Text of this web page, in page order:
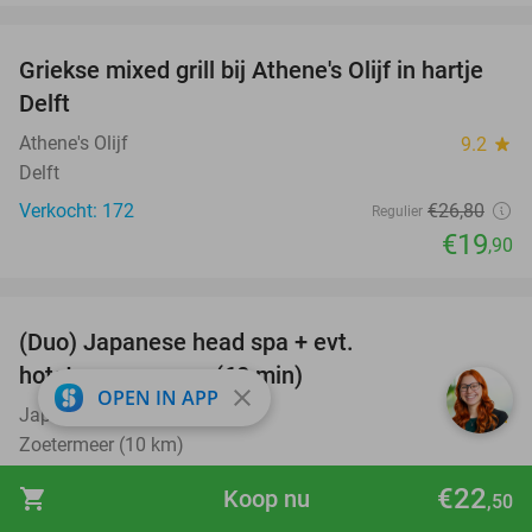
shopping_cart €22,50
Koop nu
26%
Griekse mixed grill bij Athene's Olijf in hartje
Delft
Athene's Olijf 9.2 star
Delft
Verkocht: 172
Regulier €26,80
€19,90
(Duo) Japanese head spa + evt.
hotstonemassage (60 min)
Japanese Headspa Clinic 9.5star
Zoetermeer (10 km)
Verkocht: 261
€89
€49
OPEN IN APP close